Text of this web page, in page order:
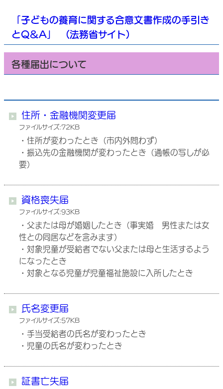
「子どもの養育に関する合意文書作成の手引き
とQ＆A」 (法務省サイト)
各種届出について
住所・金融機関変更届
ファイルサイズ:72KB
・住所が変わったとき（市内外問わず）
・振込先の金融機関が変わったとき（通帳の写しが必
要）
資格喪失届
ファイルサイズ:93KB
・父または母が婚姻したとき（事実婚 男性または女
性との同居などを含みます）
・対象児童が受給者でない父または母と生活するよう
になったとき
・対象となる児童が児童福祉施設に入所したとき
氏名変更届
ファイルサイズ:57KB
・手当受給者の氏名が変わったとき
・児童の氏名が変わったとき
証書亡失届